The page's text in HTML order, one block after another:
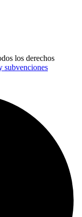
los derechos
subvenciones